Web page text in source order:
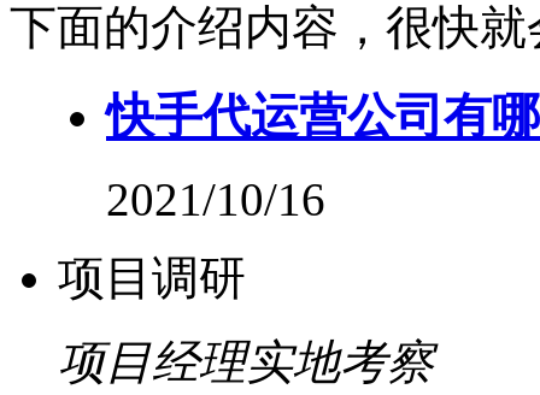
下面的介绍内容，很快
快手代运营公司有
2021/10/16
项目调研
项目经理实地考察